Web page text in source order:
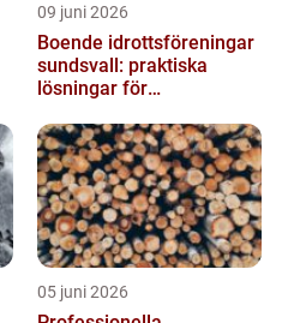
09 juni 2026
Boende idrottsföreningar
sundsvall: praktiska
lösningar för
cuphelger
05 juni 2026